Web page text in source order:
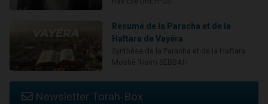
Résumé de la Paracha et de la
Haftara de Vayéra
Newsletter Torah-Box